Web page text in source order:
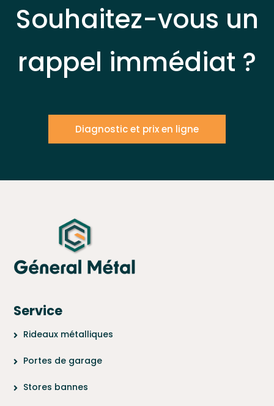
Souhaitez-vous un
rappel immédiat ?
Diagnostic et prix en ligne
Service
Rideaux métalliques
Portes de garage
Stores bannes